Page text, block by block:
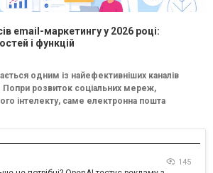
email-маркетингу у 2026 році:
і функцій
одним із найефективніших каналів
Попри розвиток соціальних мереж,
інтелекту, саме електронна пошта
145